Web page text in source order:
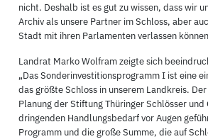
nicht. Deshalb ist es gut zu wissen, dass wir
Archiv als unsere Partner im Schloss, aber
Stadt mit ihren Parlamenten verlassen
Landrat Marko Wolfram zeigte sich
„Das Sonderinvestitionsprogramm I ist eine
das größte Schloss in unserem Landkreis.
Planung der Stiftung Thüringer Schlösser und
dringenden Handlungsbedarf vor Augen
Programm und die große Summe, die auf